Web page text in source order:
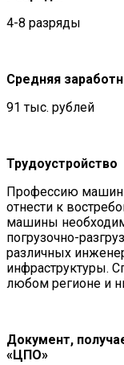
4-8 разряды
Средняя
91 тыс. рублей
Трудоустройство
Профессию
отнести к
машины
погрузочно-
различных
инфраструктуры.
любом регионе и
Документ,
«ЦПО»